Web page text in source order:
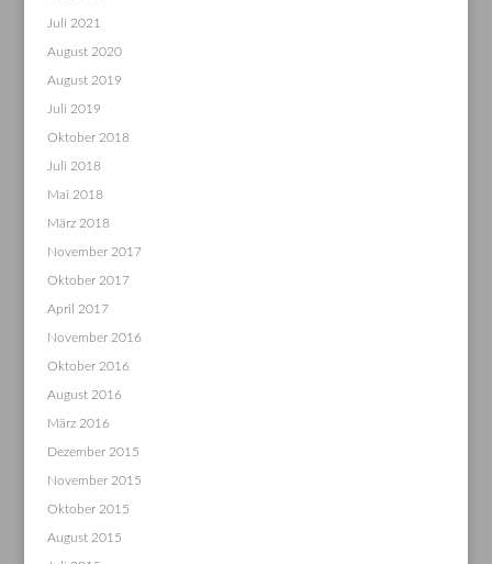
Juli 2021
August 2020
August 2019
Juli 2019
Oktober 2018
Juli 2018
Mai 2018
März 2018
November 2017
Oktober 2017
April 2017
November 2016
Oktober 2016
August 2016
März 2016
Dezember 2015
November 2015
Oktober 2015
August 2015